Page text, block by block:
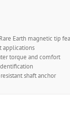
Earth magnetic tip
applications
torque and comfort
shaft anchor